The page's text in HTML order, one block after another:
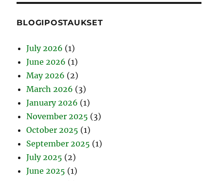
BLOGIPOSTAUKSET
July 2026 (1)
June 2026 (1)
May 2026 (2)
March 2026 (3)
January 2026 (1)
November 2025 (3)
October 2025 (1)
September 2025 (1)
July 2025 (2)
June 2025 (1)